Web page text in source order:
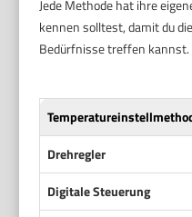
Jede Methode hat ihre
kennen solltest, damit du
Bedürfnisse treffen kannst.
Drehregler
Digitale Steuerung